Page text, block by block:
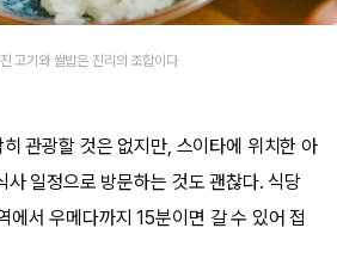
고기와 쌀밥은 진리의 조합이다
관광할 것은 없지만, 스이타에 위치한 아
사 일정으로 방문하는 것도 괜찮다. 식당
에서 우메다까지 15분이면 갈 수 있어 접